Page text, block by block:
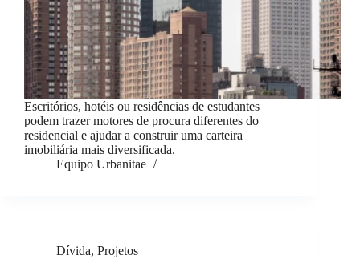
Escritórios, hotéis ou residências de estudantes
podem trazer motores de procura diferentes do
residencial e ajudar a construir uma carteira
imobiliária mais diversificada.
Equipo Urbanitae
Dívida, Projetos